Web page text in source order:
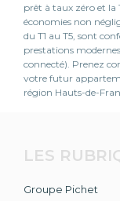
prêt à taux zéro et la
économies non
du T1 au T5, sont
prestations
connecté). Prenez
votre futur
région Hauts-de-
LES
Groupe Pichet